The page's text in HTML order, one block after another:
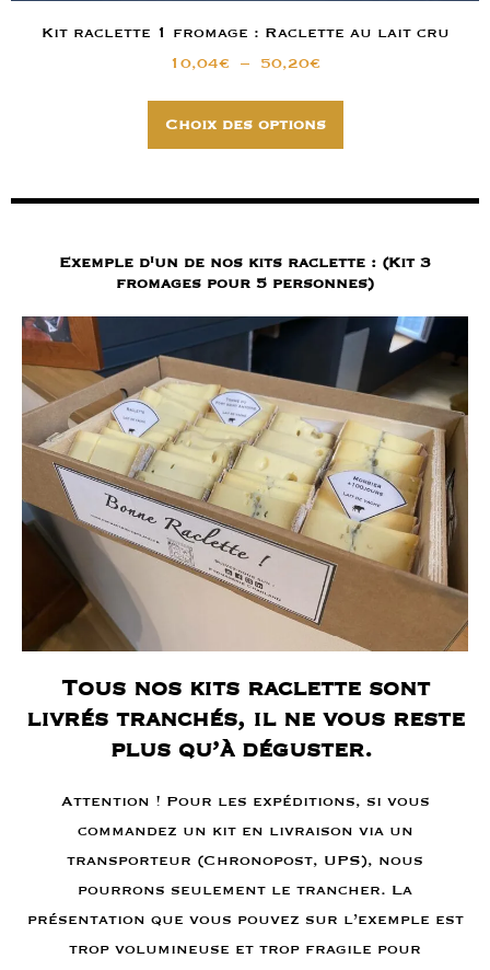
Kit raclette 1 fromage : Raclette au lait cru
10,04€ – 50,20€
Choix des options
Exemple d'un de nos kits raclette : (Kit 3
fromages pour 5 personnes)
Tous nos kits raclette sont
livrés tranchés, il ne vous reste
plus qu’à déguster.
Attention ! Pour les expéditions, si vous
commandez un kit en livraison via un
transporteur (Chronopost, UPS), nous
pourrons seulement le trancher. La
présentation que vous pouvez sur l’exemple est
trop volumineuse et trop fragile pour